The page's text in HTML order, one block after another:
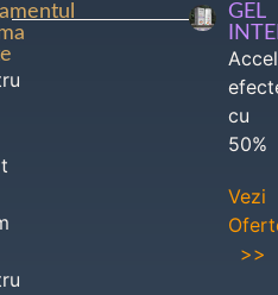
GEL
cu
50%
Vezi
>>